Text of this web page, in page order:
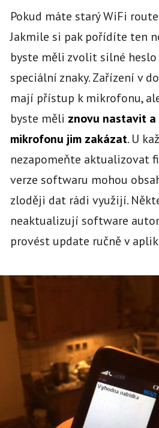
Pokud máte starý WiFi
Jakmile si pak pořídíte ten
byste měli zvolit silné
speciální znaky. Zařízení v
mají přístup k mikrofonu,
byste měli znovu nastavit
mikrofonu jim zakázat. U
nezapomeňte aktualizovat
verze softwaru mohou
zloději dat rádi využijí.
neaktualizují software
provést update ručně v